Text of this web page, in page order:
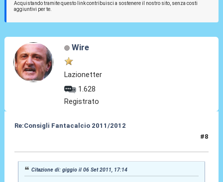
Acquistando tramite questo link contribuisci a sostenere il nostro sito, senza costi
aggiuntivi per te.
Wire
Lazionetter
1.628
Registrato
Re:Consigli Fantacalcio 2011/2012
#8
Citazione di: giggio il 06 Set 2011, 17:14